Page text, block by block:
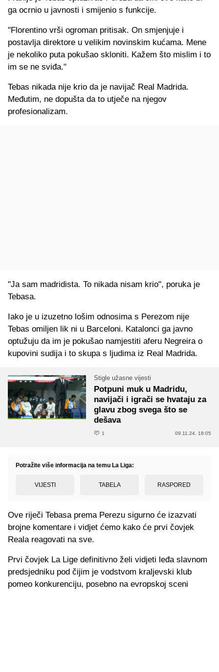
ga ocrnio u javnosti i smijenio s funkcije.
"Florentino vrši ogroman pritisak. On smjenjuje i
postavlja direktore u velikim novinskim kućama. Mene
je nekoliko puta pokušao skloniti. Kažem što mislim i to
im se ne sviđa."
Tebas nikada nije krio da je navijač Real Madrida.
Međutim, ne dopušta da to utječe na njegov
profesionalizam.
"Ja sam madridista. To nikada nisam krio", poruka je
Tebasa.
Iako je u izuzetno lošim odnosima s Perezom nije
Tebas omiljen lik ni u Barceloni. Katalonci ga javno
optužuju da im je pokušao namjestiti aferu Negreira o
kupovini sudija i to skupa s ljudima iz Real Madrida.
Stigle užasne vijesti
Potpuni muk u Madridu,
navijači i igrači se hvataju za
glavu zbog svega što se
dešava
1 09.11.24. 18:05
Potražite više informacija na temu La Liga:
VIJESTI TABELA RASPORED
Ove riječi Tebasa prema Perezu sigurno će izazvati
brojne komentare i vidjet ćemo kako će prvi čovjek
Reala reagovati na sve.
Prvi čovjek La Lige definitivno želi vidjeti leđa slavnom
predsjedniku pod čijim je vodstvom kraljevski klub
pomeo konkurenciju, posebno na evropskoj sceni